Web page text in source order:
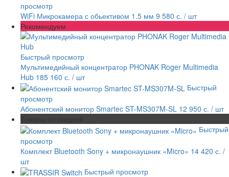
просмотр
WiFi Микрокамера с обьективом 1.5 мм 9 580 с. / шт
Рекомендуем
Быстрый просмотр
Мультимедийный концентратор PHONAK Roger Multimedia
Hub 185 160 с. / шт
Быстрый
просмотр
Абонентский монитор Smartec ST-MS307M-SL 12 950 с. / шт
Быстрый
просмотр
Комплект Bluetooth Sony + микронаушник «Micro» 14 420 с. /
шт
Быстрый просмотр